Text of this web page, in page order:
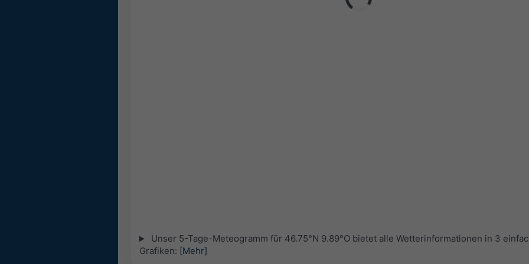
Unser 5-Tage-Meteogramm für 46.75°N 9.89°O bietet alle Wetterinformationen in 3
Grafiken: [Mehr]